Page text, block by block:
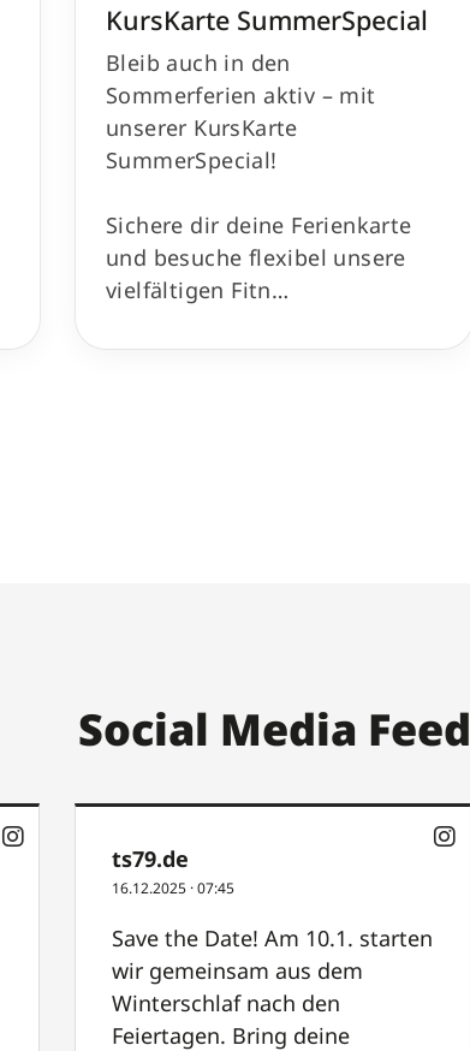
KursKarte SummerSpecial
Bleib auch in den
Sommerferien aktiv – mit
unserer KursKarte
SummerSpecial!
Sichere dir deine Ferienkarte
und besuche flexibel unsere
vielfältigen Fitn…
Social Media Feed
ts79.de
16.12.2025 ·07:45
Save the Date! Am 10.1. starten
wir gemeinsam aus dem
Winterschlaf nach den
Feiertagen. Bring deine